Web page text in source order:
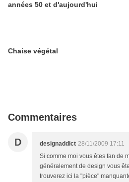
années 50 et d'aujourd'hui
Chaise végétal
Commentaires
D designaddict 28/11/2009 17:11
Si comme moi vous êtes fan de
généralement de design vous
trouverez ici la "pièce"